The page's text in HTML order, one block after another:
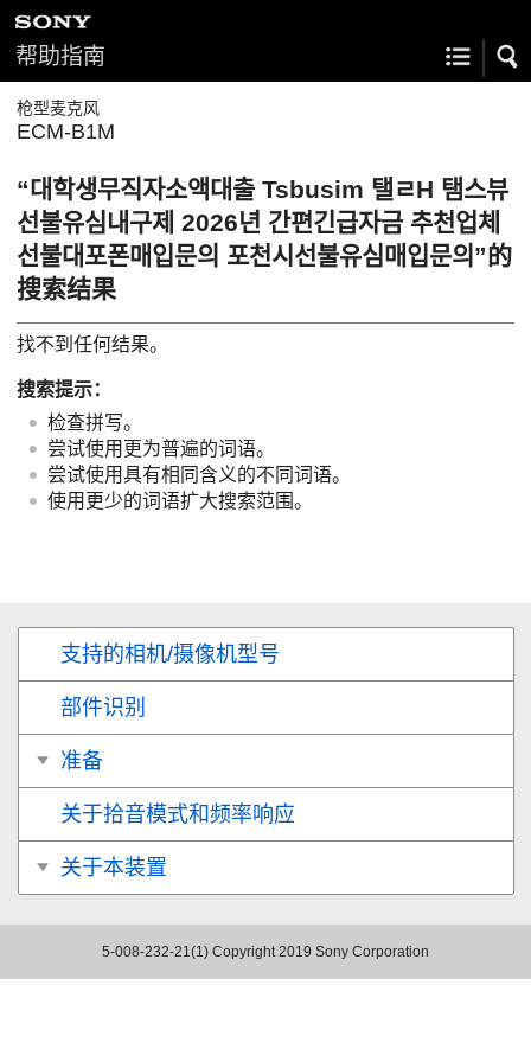
帮助指南
枪型麦克风
ECM-B1M
“대학생무직자소액대출 Tsbusim 탤ㄹH 탬스뷰
선불유심내구제 2026년 간편긴급자금 추천업체
선불대포폰매입문의 포천시선불유심매입문의”的
搜索结果
找不到任何结果。
搜索提示：
检查拼写。
尝试使用更为普遍的词语。
尝试使用具有相同含义的不同词语。
使用更少的词语扩大搜索范围。
支持的相机/摄像机型号
部件识别
准备
关于拾音模式和频率响应
关于本装置
5-008-232-21(1) Copyright 2019 Sony Corporation